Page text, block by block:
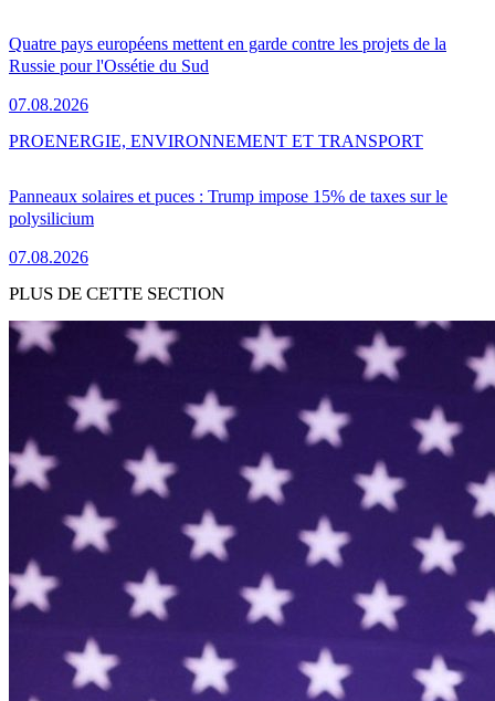
Quatre pays européens mettent en garde contre les projets de la
Russie pour l'Ossétie du Sud
07.08.2026
Panneaux solaires et puces : Trump impose 15% de taxes sur le
polysilicium
07.08.2026
PROENERGIE, ENVIRONNEMENT ET TRANSPORT
PLUS DE CETTE SECTION